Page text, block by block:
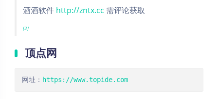
酒酒软件 http://zntx.cc 需评论获取
[2]
顶点网
网址： https://www.topide.com